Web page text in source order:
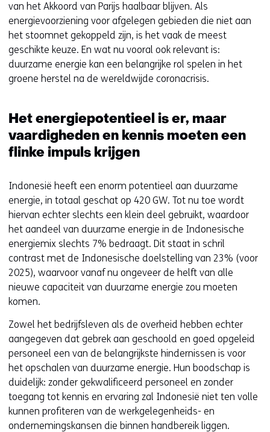
van het Akkoord van Parijs haalbaar blijven. Als
energievoorziening voor afgelegen gebieden die niet aan
het stoomnet gekoppeld zijn, is het vaak de meest
geschikte keuze. En wat nu vooral ook relevant is:
duurzame energie kan een belangrijke rol spelen in het
groene herstel na de wereldwijde coronacrisis.
Het energiepotentieel is er, maar
vaardigheden en kennis moeten een
flinke impuls krijgen
Indonesië heeft een enorm potentieel aan duurzame
energie, in totaal geschat op 420 GW. Tot nu toe wordt
hiervan echter slechts een klein deel gebruikt, waardoor
het aandeel van duurzame energie in de Indonesische
energiemix slechts 7% bedraagt. Dit staat in schril
contrast met de Indonesische doelstelling van 23% (voor
2025), waarvoor vanaf nu ongeveer de helft van alle
nieuwe capaciteit van duurzame energie zou moeten
komen.
Zowel het bedrijfsleven als de overheid hebben echter
aangegeven dat gebrek aan geschoold en goed opgeleid
personeel een van de belangrijkste hindernissen is voor
het opschalen van duurzame energie. Hun boodschap is
duidelijk: zonder gekwalificeerd personeel en zonder
toegang tot kennis en ervaring zal Indonesië niet ten volle
kunnen profiteren van de werkgelegenheids- en
ondernemingskansen die binnen handbereik liggen.